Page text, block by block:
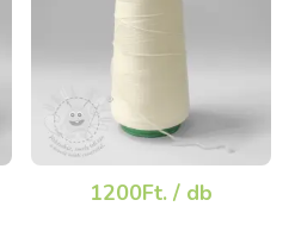
1200Ft. / db